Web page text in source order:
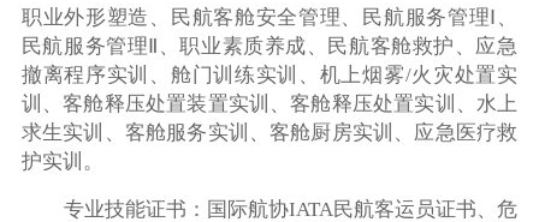
职业外形塑造、民航客舱安全管理、民航服务管理Ⅰ、
民航服务管理Ⅱ、职业素质养成、民航客舱救护、应急
撤离程序实训、舱门训练实训、机上烟雾/火灾处置实
训、客舱释压处置装置实训、客舱释压处置实训、水上
求生实训、客舱服务实训、客舱厨房实训、应急医疗救
护实训。
专业技能证书：国际航协IATA民航客运员证书、危